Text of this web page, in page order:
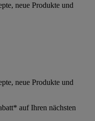
neue Produkte und
neue Produkte und
auf Ihren nächsten